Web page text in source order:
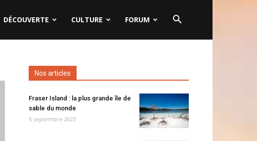
DÉCOUVERTE CULTURE FORUM
Nos articles
Fraser Island : la plus grande île de
sable du monde
5 septembre 2023